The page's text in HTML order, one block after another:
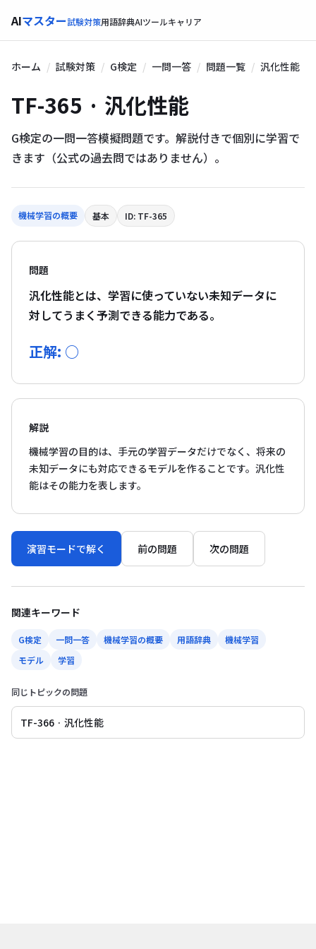
AIマスター試験対策用語辞典AIツールキャリア
ホーム 試験対策 G検定 一問一答 問題一覧 汎化性能
TF-365 · 汎化性能
G検定の一問一答模擬問題です。解説付きで個別に学習で
きます（公式の過去問ではありません）。
機械学習の概要 基本 ID: TF-365
問題
汎化性能とは、学習に使っていない未知データに
対してうまく予測できる能力である。
正解: ○
解説
機械学習の目的は、手元の学習データだけでなく、将来の
未知データにも対応できるモデルを作ることです。汎化性
能はその能力を表します。
演習モードで解く 前の問題 次の問題
関連キーワード
G検定 一問一答 機械学習の概要 用語辞典
機械学習
モデル
学習
同じトピックの問題
TF-366 · 汎化性能